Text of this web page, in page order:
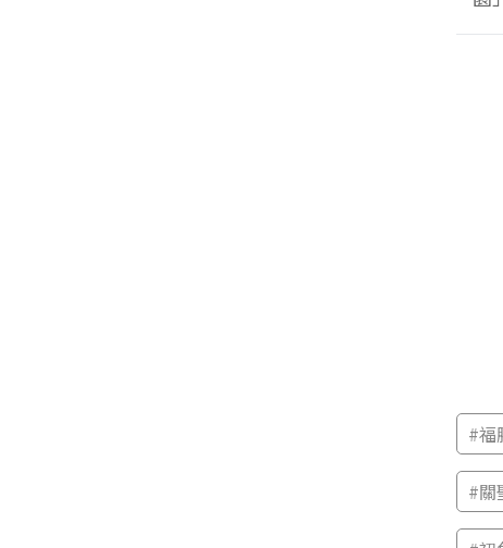
幕
#福
#關